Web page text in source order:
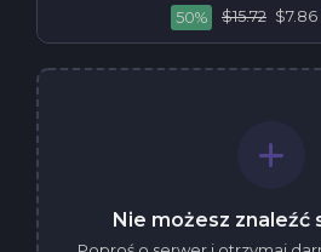
50% $15.72 $7.86
RageCOOP